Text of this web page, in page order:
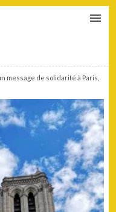
message de solidarité à Paris,